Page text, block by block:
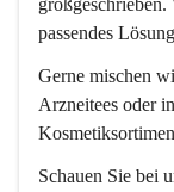
passendes
Gerne mischen
Arzneitees oder
Schauen Sie bei